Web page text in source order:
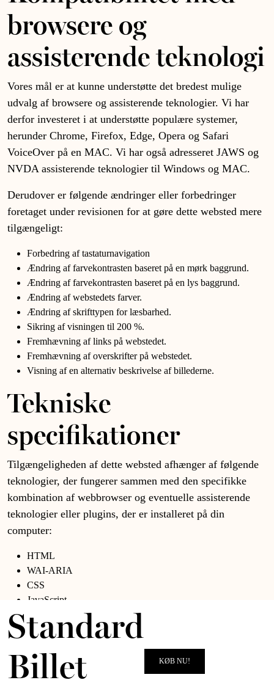
browsere og
assisterende teknologi
Vores mål er at kunne understøtte det bredest mulige
udvalg af browsere og assisterende teknologier. Vi har
derfor investeret i at understøtte populære systemer,
herunder Chrome, Firefox, Edge, Opera og Safari
VoiceOver på en MAC. Vi har også adresseret JAWS og
NVDA assisterende teknologier til Windows og MAC.
Derudover er følgende ændringer eller forbedringer
foretaget under revisionen for at gøre dette websted mere
tilgængeligt:
Forbedring af tastaturnavigation
Ændring af farvekontrasten baseret på en mørk baggrund.
Ændring af farvekontrasten baseret på en lys baggrund.
Ændring af webstedets farver.
Ændring af skrifttypen for læsbarhed.
Sikring af visningen til 200 %.
Fremhævning af links på webstedet.
Fremhævning af overskrifter på webstedet.
Visning af en alternativ beskrivelse af billederne.
Tekniske
specifikationer
Tilgængeligheden af dette websted afhænger af følgende
teknologier, der fungerer sammen med den specifikke
kombination af webbrowser og eventuelle assisterende
teknologier eller plugins, der er installeret på din
computer:
HTML
WAI-ARIA
CSS
JavaScript
Forbehold
Story House Egmont fortsætter sine bestræbelser på
konstant at forbedre tilgængeligheden af dette websted.
Standard
Billet
KØB NU!